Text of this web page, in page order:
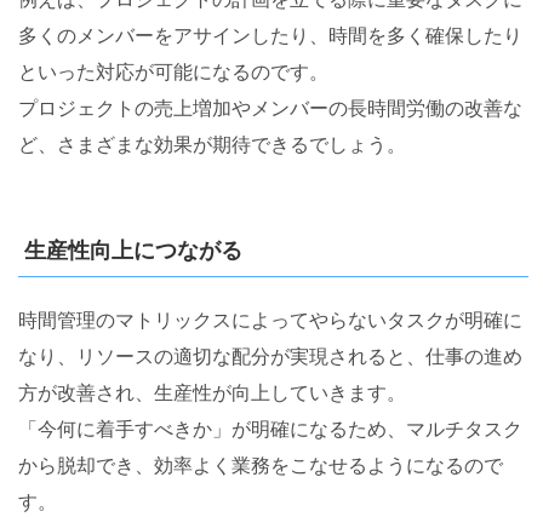
多くのメンバーをアサインしたり、時間を多く確保したり
といった対応が可能になるのです。
プロジェクトの売上増加やメンバーの長時間労働の改善な
ど、さまざまな効果が期待できるでしょう。
生産性向上につながる
時間管理のマトリックスによってやらないタスクが明確に
なり、リソースの適切な配分が実現されると、仕事の進め
方が改善され、生産性が向上していきます。
「今何に着手すべきか」が明確になるため、マルチタスク
から脱却でき、効率よく業務をこなせるようになるので
す。